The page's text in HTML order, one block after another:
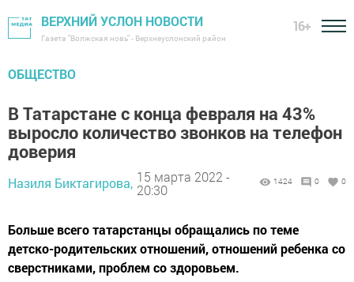
ВЕРХНИЙ УСЛОН НОВОСТИ
Газета "Волжская новь" - Верхнеуслонский район
16+
ОБЩЕСТВО
В Татарстане с конца февраля на 43%
выросло количество звонков на телефон
доверия
Назиля Биктагирова, 15 марта 2022 -
20:30
1424 0 0
Больше всего татарстанцы обращались по теме
детско-родительских отношений, отношений ребенка со
сверстниками, проблем со здоровьем.